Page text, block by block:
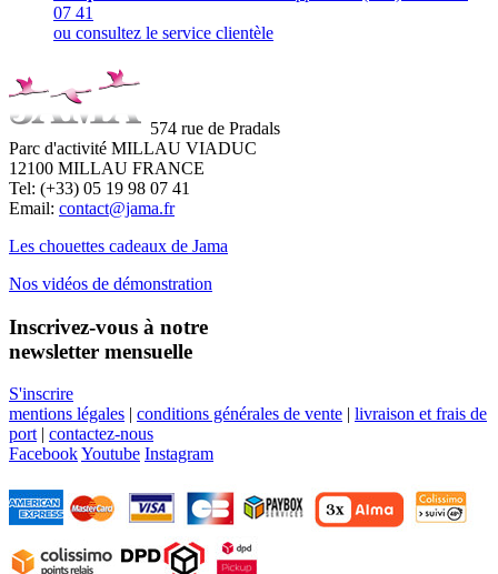
07 41
ou consultez le service clientèle
574 rue de Pradals
Parc d'activité MILLAU VIADUC
12100 MILLAU FRANCE
Tel: (+33) 05 19 98 07 41
Email: contact@jama.fr
Les chouettes cadeaux de Jama
Nos vidéos de démonstration
Inscrivez-vous à notre
newsletter mensuelle
S'inscrire
mentions légales | conditions générales de vente | livraison et frais de
port | contactez-nous
FacebookYoutube Instagram